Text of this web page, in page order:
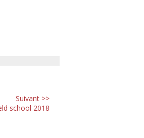
Suivant >>
school 2018